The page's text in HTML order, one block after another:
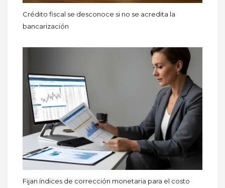
Crédito fiscal se desconoce si no se acredita la
bancarización
Fijan índices de corrección monetaria para el costo